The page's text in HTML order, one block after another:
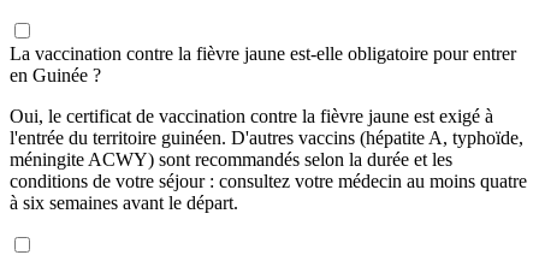
La vaccination contre la fièvre jaune est-elle obligatoire pour entrer
en Guinée ?
Oui, le certificat de vaccination contre la fièvre jaune est exigé à
l'entrée du territoire guinéen. D'autres vaccins (hépatite A, typhoïde,
méningite ACWY) sont recommandés selon la durée et les
conditions de votre séjour : consultez votre médecin au moins quatre
à six semaines avant le départ.